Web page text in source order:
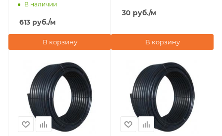
В наличии
613 руб./м
В корзину
30 руб./м
В корзину